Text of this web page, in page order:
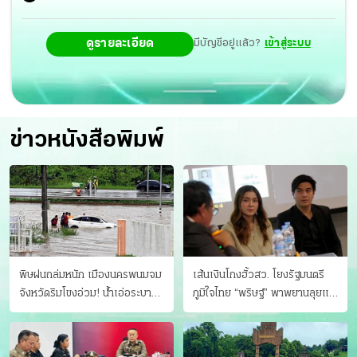
ดูรายละเอียด มีบัญชีอยู่แล้ว? เข้าสู่ระบบ
ข่าวหนังสือพิมพ์
พิษฝนถล่มหนัก เมืองนครพนมจม
จังหวัดริมโขงอ่วม! นํ้าเอ่อระบาย
ไม่ทัน แม่ปิงทะลักล้น
เส้นเงินโกงฮั้วสว. โยงรัฐมนตรี
ภูมิใจไทย “พริษฐ์” พาพยานลุยแฉ
มีโอนให้คนกกต.ด้วย